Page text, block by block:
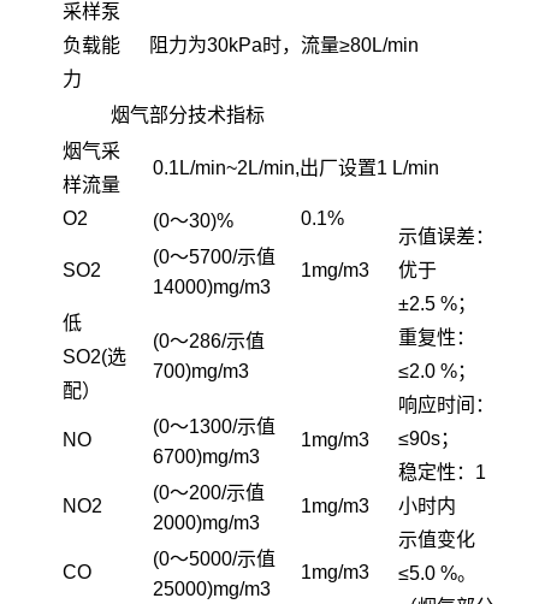
采样泵
负载能
力
阻力为30kPa时，流量≥80L/min
烟气部分技术指标
烟气采
样流量
0.1L/min~2L/min,出厂设置1 L/min
O2 (0～30)%
0.1%
示值误差：
优于
±2.5 %；
重复性：
≤2.0 %；
响应时间：
≤90s；
稳定性：1
小时内
示值变化
≤5.0 %。
SO2
(0～5700/示值
14000)mg/m3
1mg/m3
低
SO2(选
配）
(0～286/示值
700)mg/m3
NO
(0～1300/示值
6700)mg/m3
1mg/m3
NO2
(0～200/示值
2000)mg/m3
1mg/m3
CO
(0～5000/示值
25000)mg/m3
1mg/m3